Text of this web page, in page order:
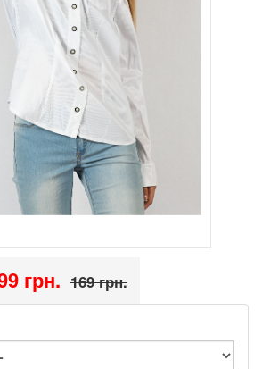
грн. 169 грн.